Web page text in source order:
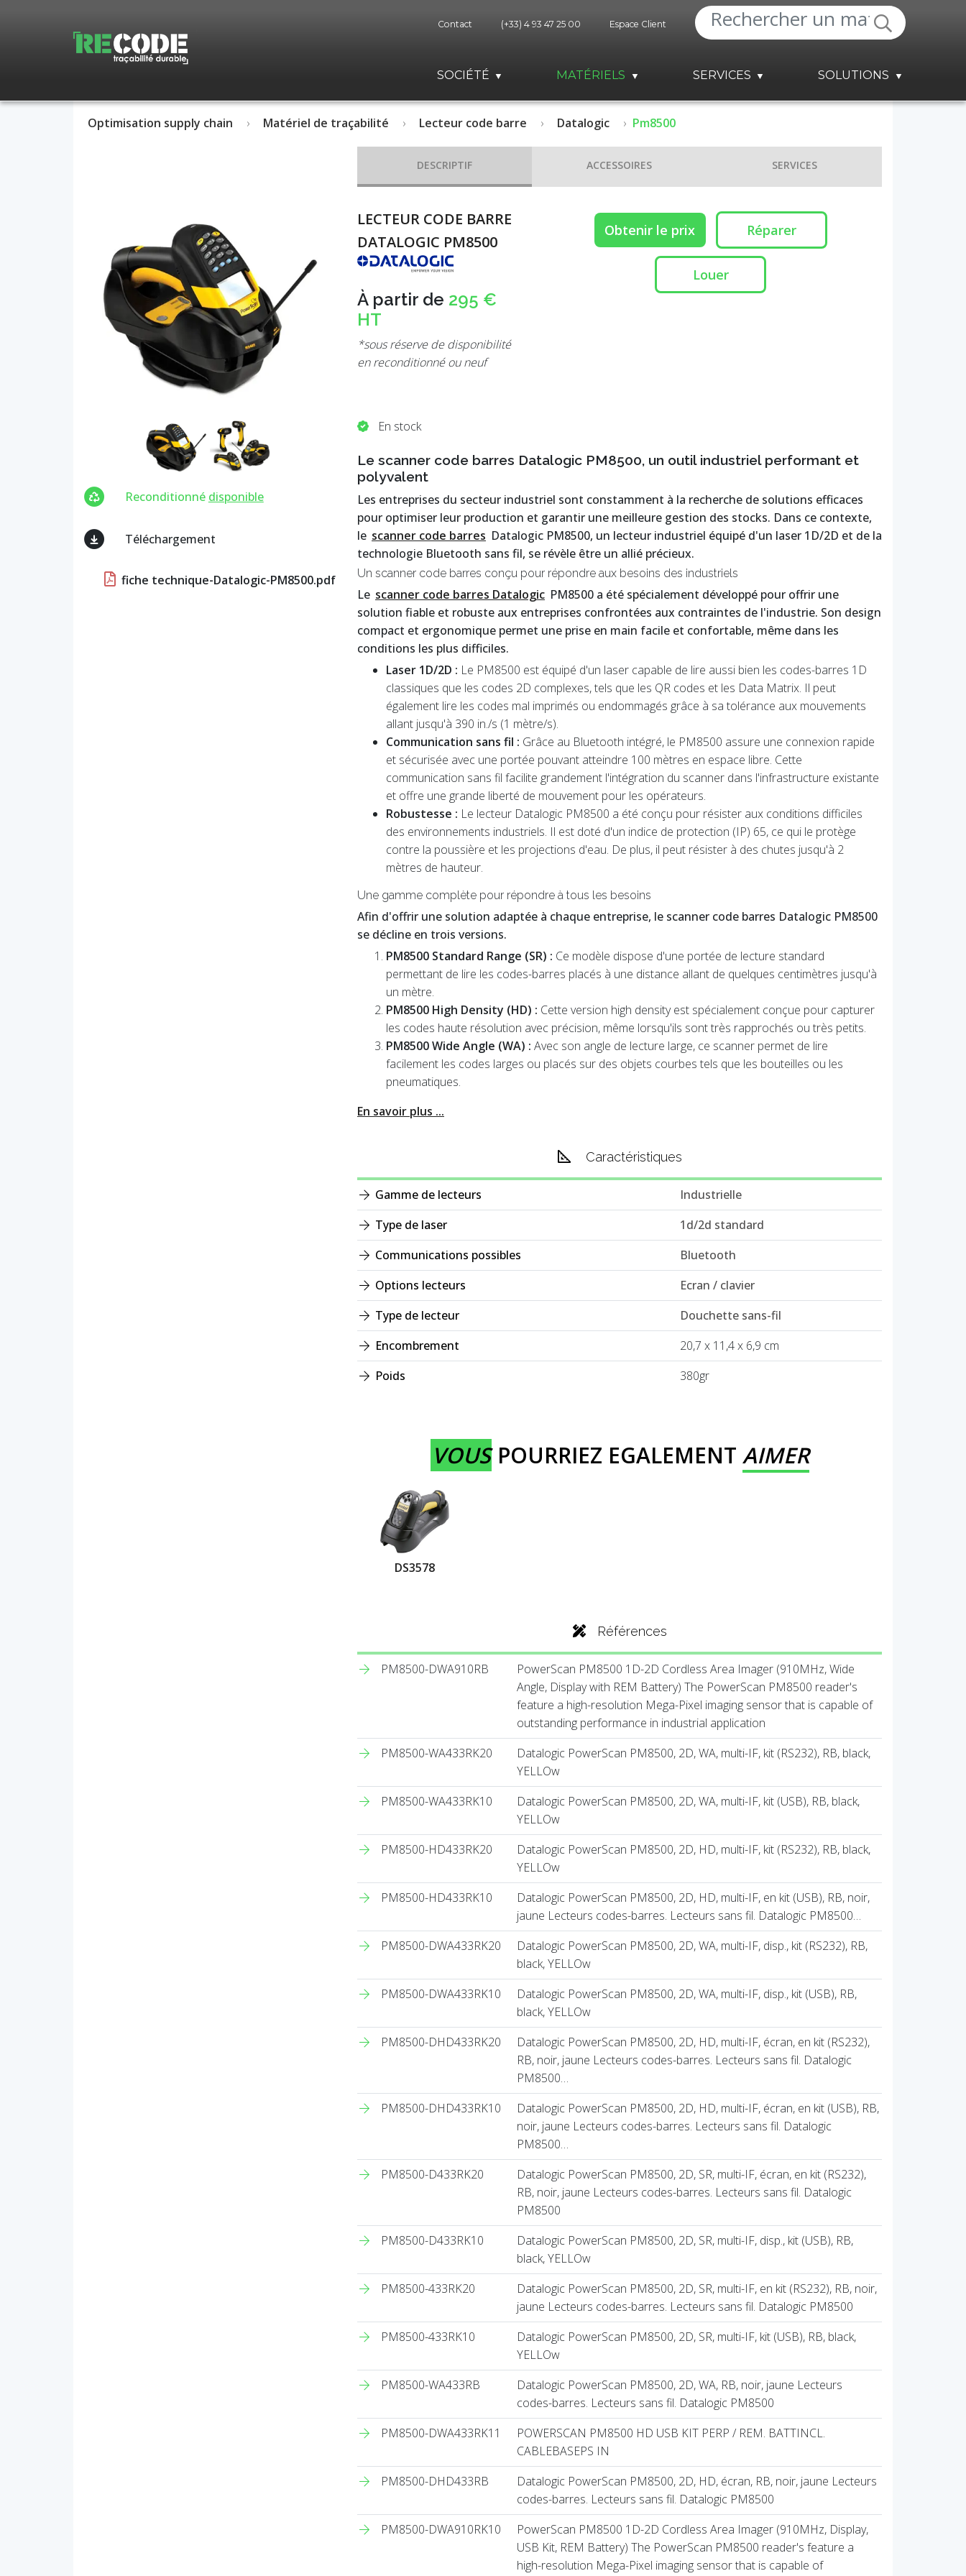
Contact (+33) 4 93 47 25 00 Espace Client
SOCIÉTÉ MATÉRIELS SERVICES SOLUTIONS
Optimisation supply chain Matériel de traçabilité Lecteur code barre Datalogic Pm8500
Reconditionné disponible
Téléchargement
fiche technique-Datalogic-PM8500.pdf
DESCRIPTIF ACCESSOIRES SERVICES
LECTEUR CODE BARRE
DATALOGIC PM8500
À partir de 295 €
HT
*sous réserve de disponibilité
en reconditionné ou neuf
Obtenir le prix Réparer
Louer
En stock
Le scanner code barres Datalogic PM8500, un outil industriel performant et
polyvalent
Les entreprises du secteur industriel sont constamment à la recherche de solutions efficaces
pour optimiser leur production et garantir une meilleure gestion des stocks. Dans ce contexte,
le scanner code barres Datalogic PM8500, un lecteur industriel équipé d'un laser 1D/2D et de la
technologie Bluetooth sans fil, se révèle être un allié précieux.
Un scanner code barres conçu pour répondre aux besoins des industriels
Le scanner code barres Datalogic PM8500 a été spécialement développé pour offrir une
solution fiable et robuste aux entreprises confrontées aux contraintes de l'industrie. Son design
compact et ergonomique permet une prise en main facile et confortable, même dans les
conditions les plus difficiles.
Laser 1D/2D : Le PM8500 est équipé d'un laser capable de lire aussi bien les codes-barres 1D
classiques que les codes 2D complexes, tels que les QR codes et les Data Matrix. Il peut
également lire les codes mal imprimés ou endommagés grâce à sa tolérance aux mouvements
allant jusqu'à 390 in./s (1 mètre/s).
Communication sans fil : Grâce au Bluetooth intégré, le PM8500 assure une connexion rapide
et sécurisée avec une portée pouvant atteindre 100 mètres en espace libre. Cette
communication sans fil facilite grandement l'intégration du scanner dans l'infrastructure existante
et offre une grande liberté de mouvement pour les opérateurs.
Robustesse : Le lecteur Datalogic PM8500 a été conçu pour résister aux conditions difficiles
des environnements industriels. Il est doté d'un indice de protection (IP) 65, ce qui le protège
contre la poussière et les projections d'eau. De plus, il peut résister à des chutes jusqu'à 2
mètres de hauteur.
Une gamme complète pour répondre à tous les besoins
Afin d'offrir une solution adaptée à chaque entreprise, le scanner code barres Datalogic PM8500
se décline en trois versions.
PM8500 Standard Range (SR) : Ce modèle dispose d'une portée de lecture standard
permettant de lire les codes-barres placés à une distance allant de quelques centimètres jusqu'à
un mètre.
PM8500 High Density (HD) : Cette version high density est spécialement conçue pour capturer
les codes haute résolution avec précision, même lorsqu'ils sont très rapprochés ou très petits.
PM8500 Wide Angle (WA) : Avec son angle de lecture large, ce scanner permet de lire
facilement les codes larges ou placés sur des objets courbes tels que les bouteilles ou les
pneumatiques.
En savoir plus ...
Caractéristiques
Gamme de lecteurs
Industrielle
Type de laser
1d/2d standard
Communications possibles
Bluetooth
Options lecteurs
Ecran / clavier
Type de lecteur
Douchette sans-fil
Encombrement
20,7 x 11,4 x 6,9 cm
Poids
380gr
VOUSPOURRIEZ EGALEMENT AIMER
DS3578
Références
PM8500-DWA910RB
PowerScan PM8500 1D-2D Cordless Area Imager (910MHz, Wide
Angle, Display with REM Battery) The PowerScan PM8500 reader's
feature a high-resolution Mega-Pixel imaging sensor that is capable of
outstanding performance in industrial application
PM8500-WA433RK20
Datalogic PowerScan PM8500, 2D, WA, multi-IF, kit (RS232), RB, black,
YELLOw
PM8500-WA433RK10
Datalogic PowerScan PM8500, 2D, WA, multi-IF, kit (USB), RB, black,
YELLOw
PM8500-HD433RK20
Datalogic PowerScan PM8500, 2D, HD, multi-IF, kit (RS232), RB, black,
YELLOw
PM8500-HD433RK10
Datalogic PowerScan PM8500, 2D, HD, multi-IF, en kit (USB), RB, noir,
jaune Lecteurs codes-barres. Lecteurs sans fil. Datalogic PM8500…
PM8500-DWA433RK20
Datalogic PowerScan PM8500, 2D, WA, multi-IF, disp., kit (RS232), RB,
black, YELLOw
PM8500-DWA433RK10
Datalogic PowerScan PM8500, 2D, WA, multi-IF, disp., kit (USB), RB,
black, YELLOw
PM8500-DHD433RK20
Datalogic PowerScan PM8500, 2D, HD, multi-IF, écran, en kit (RS232),
RB, noir, jaune Lecteurs codes-barres. Lecteurs sans fil. Datalogic
PM8500…
PM8500-DHD433RK10
Datalogic PowerScan PM8500, 2D, HD, multi-IF, écran, en kit (USB), RB,
noir, jaune Lecteurs codes-barres. Lecteurs sans fil. Datalogic
PM8500…
PM8500-D433RK20
Datalogic PowerScan PM8500, 2D, SR, multi-IF, écran, en kit (RS232),
RB, noir, jaune Lecteurs codes-barres. Lecteurs sans fil. Datalogic
PM8500
PM8500-D433RK10
Datalogic PowerScan PM8500, 2D, SR, multi-IF, disp., kit (USB), RB,
black, YELLOw
PM8500-433RK20
Datalogic PowerScan PM8500, 2D, SR, multi-IF, en kit (RS232), RB, noir,
jaune Lecteurs codes-barres. Lecteurs sans fil. Datalogic PM8500
PM8500-433RK10
Datalogic PowerScan PM8500, 2D, SR, multi-IF, kit (USB), RB, black,
YELLOw
PM8500-WA433RB
Datalogic PowerScan PM8500, 2D, WA, RB, noir, jaune Lecteurs
codes-barres. Lecteurs sans fil. Datalogic PM8500
PM8500-DWA433RK11
POWERSCAN PM8500 HD USB KIT PERP / REM. BATTINCL.
CABLEBASEPS IN
PM8500-DHD433RB
Datalogic PowerScan PM8500, 2D, HD, écran, RB, noir, jaune Lecteurs
codes-barres. Lecteurs sans fil. Datalogic PM8500
PM8500-DWA910RK10
PowerScan PM8500 1D-2D Cordless Area Imager (910MHz, Display,
USB Kit, REM Battery) The PowerScan PM8500 reader's feature a
high-resolution Mega-Pixel imaging sensor that is capable of